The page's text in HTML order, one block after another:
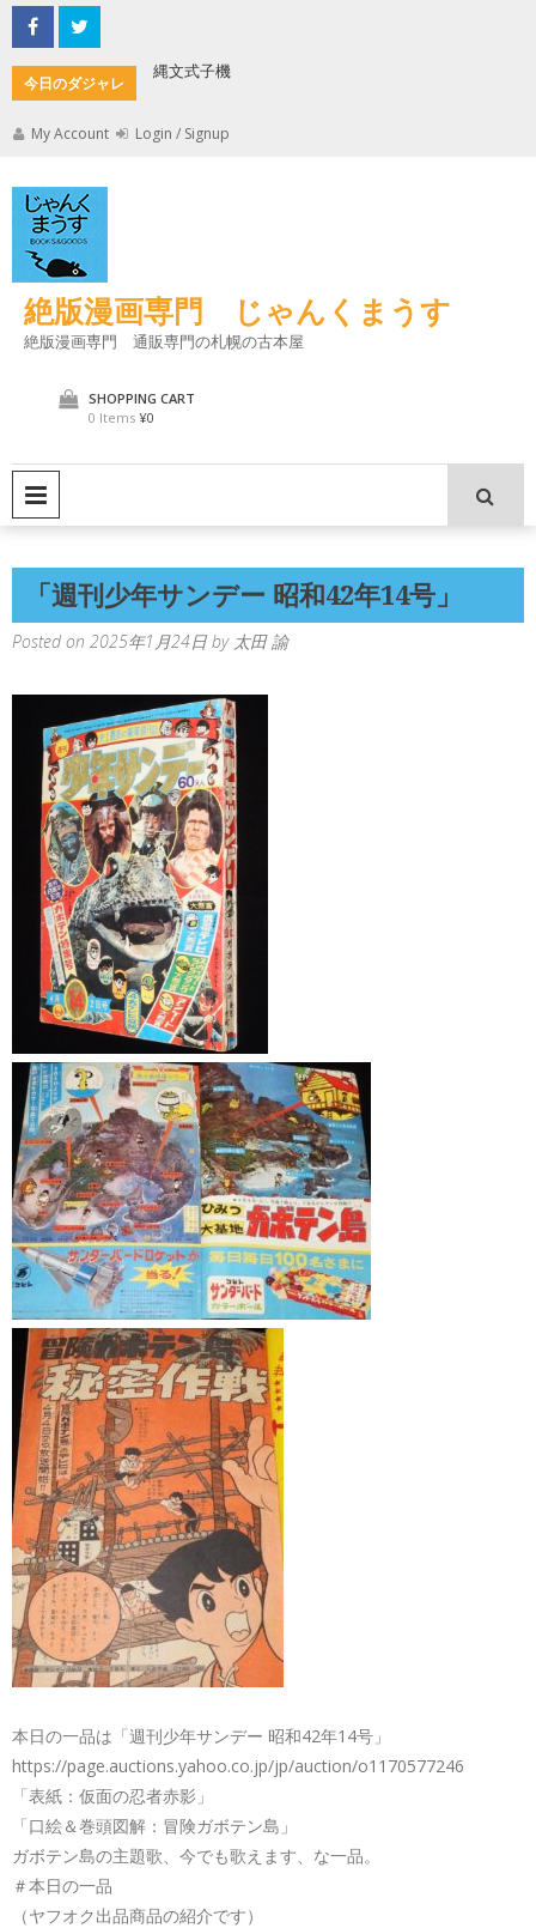
Skip
to
content
今日のダジャレ
縄文式子機
My Account Login / Signup
絶版漫画専門 じゃんくまうす
絶版漫画専門 通販専門の札幌の古本屋
SHOPPING CART
0 Items ¥0
「週刊少年サンデー 昭和42年14号」
Posted on 2025年1月24日 by 太田 諭
本日の一品は「週刊少年サンデー 昭和42年14号」
https://page.auctions.yahoo.co.jp/jp/auction/o1170577246
「表紙：仮面の忍者赤影」
「口絵＆巻頭図解：冒険ガボテン島」
ガボテン島の主題歌、今でも歌えます、な一品。
＃本日の一品
（ヤフオク出品商品の紹介です）